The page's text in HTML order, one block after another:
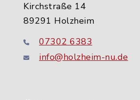
Kirchstraße 14
89291 Holzheim
07302 6383
info@holzheim-nu.de